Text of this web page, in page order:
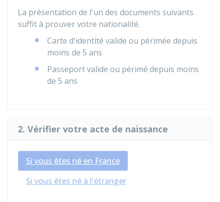
La présentation de l'un des documents suivants
suffit à prouver votre nationalité.
Carte d'identité valide ou périmée depuis
moins de 5 ans
Passeport valide ou périmé depuis moins
de 5 ans
2. Vérifier votre acte de naissance
Si vous êtes né en France
Si vous êtes né à l'étranger